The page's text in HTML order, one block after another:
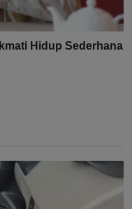
Hidup Sederhana